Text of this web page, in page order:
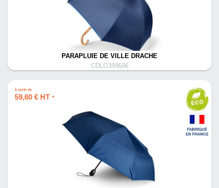
PARAPLUIE DE VILLE DRACHE
CDLO399606
À partir de
59,60 € HT *